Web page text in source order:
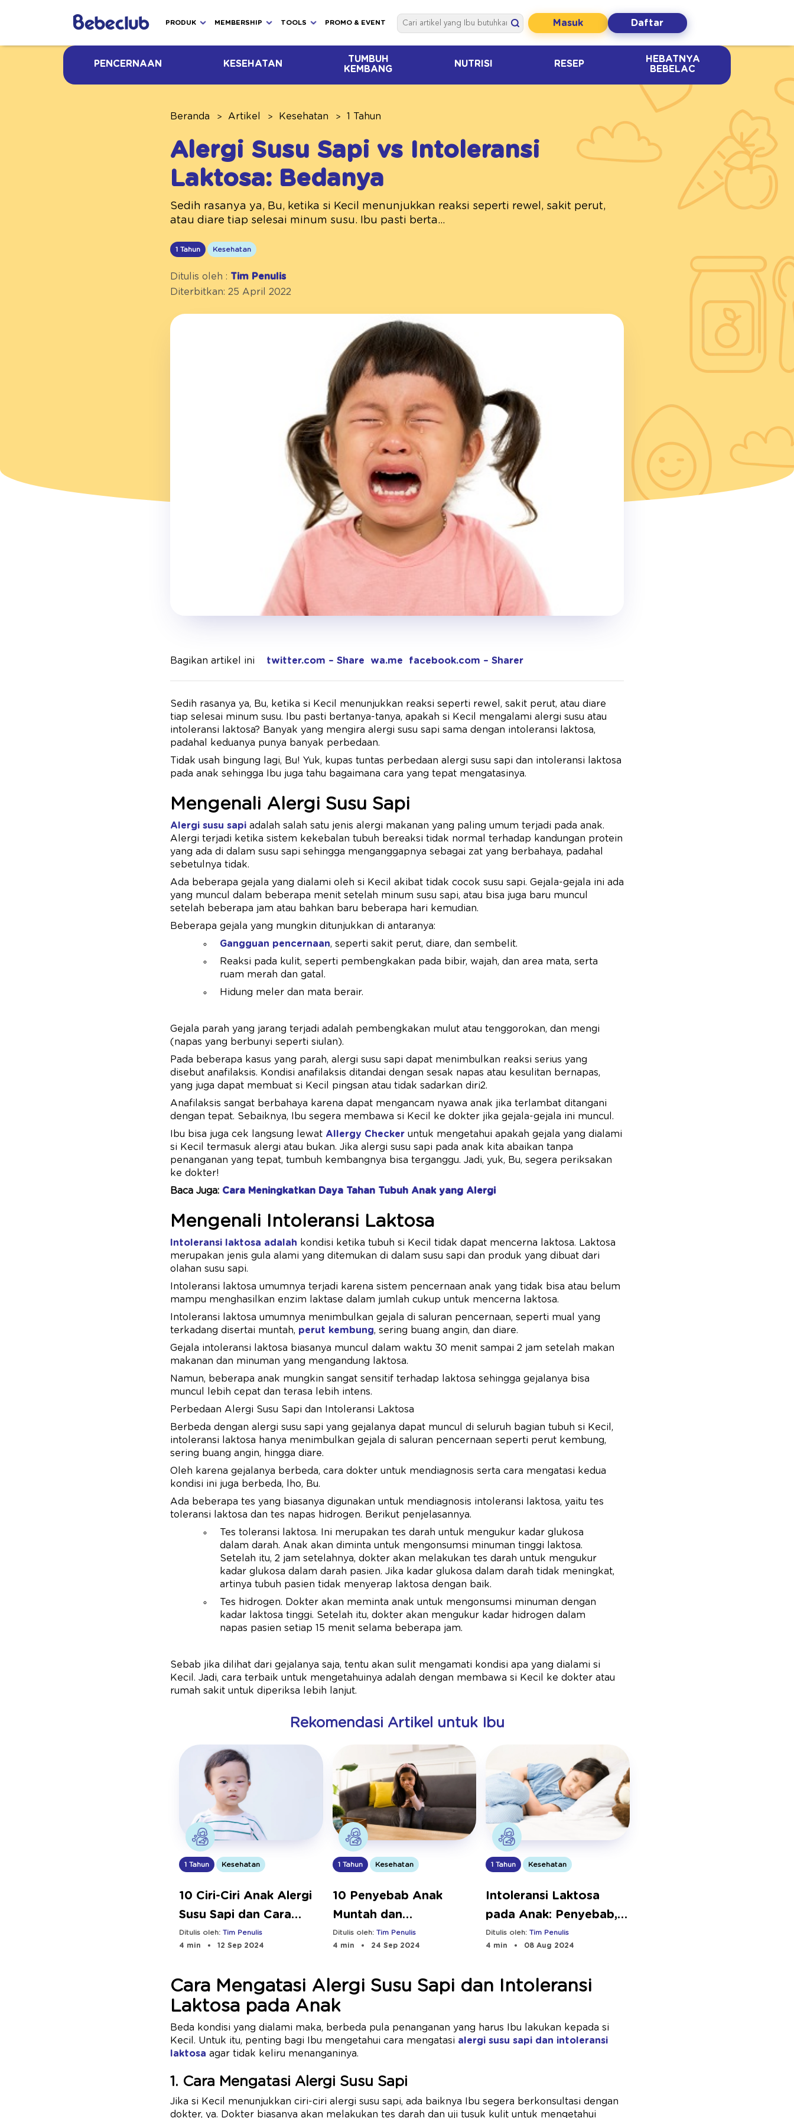
PRODUK MEMBERSHIP TOOLS PROMO & EVENT Masuk Daftar
PENCERNAAN KESEHATAN
TUMBUH
KEMBANG
NUTRISI RESEP
HEBATNYA
BEBELAC
Beranda Artikel Kesehatan 1 Tahun
Alergi Susu Sapi vs Intoleransi
Laktosa: Bedanya
Sedih rasanya ya, Bu, ketika si Kecil menunjukkan reaksi seperti rewel, sakit perut,
atau diare tiap selesai minum susu. Ibu pasti berta...
1 Tahun Kesehatan
Ditulis oleh : Tim Penulis
Diterbitkan: 25 April 2022
Bagikan artikel ini twitter.com – Share wa.me facebook.com – Sharer
Sedih rasanya ya, Bu, ketika si Kecil menunjukkan reaksi seperti rewel, sakit perut, atau diare
tiap selesai minum susu. Ibu pasti bertanya-tanya, apakah si Kecil mengalami alergi susu atau
intoleransi laktosa? Banyak yang mengira alergi susu sapi sama dengan intoleransi laktosa,
padahal keduanya punya banyak perbedaan.
Tidak usah bingung lagi, Bu! Yuk, kupas tuntas perbedaan alergi susu sapi dan intoleransi laktosa
pada anak sehingga Ibu juga tahu bagaimana cara yang tepat mengatasinya.
Mengenali Alergi Susu Sapi
Alergi susu sapi adalah salah satu jenis alergi makanan yang paling umum terjadi pada anak.
Alergi terjadi ketika sistem kekebalan tubuh bereaksi tidak normal terhadap kandungan protein
yang ada di dalam susu sapi sehingga menganggapnya sebagai zat yang berbahaya, padahal
sebetulnya tidak.
Ada beberapa gejala yang dialami oleh si Kecil akibat tidak cocok susu sapi. Gejala-gejala ini ada
yang muncul dalam beberapa menit setelah minum susu sapi, atau bisa juga baru muncul
setelah beberapa jam atau bahkan baru beberapa hari kemudian.
Beberapa gejala yang mungkin ditunjukkan di antaranya:
Gangguan pencernaan, seperti sakit perut, diare, dan sembelit.
Reaksi pada kulit, seperti pembengkakan pada bibir, wajah, dan area mata, serta
ruam merah dan gatal.
Hidung meler dan mata berair.
Gejala parah yang jarang terjadi adalah pembengkakan mulut atau tenggorokan, dan mengi
(napas yang berbunyi seperti siulan).
Pada beberapa kasus yang parah, alergi susu sapi dapat menimbulkan reaksi serius yang
disebut anafilaksis. Kondisi anafilaksis ditandai dengan sesak napas atau kesulitan bernapas,
yang juga dapat membuat si Kecil pingsan atau tidak sadarkan diri2.
Anafilaksis sangat berbahaya karena dapat mengancam nyawa anak jika terlambat ditangani
dengan tepat. Sebaiknya, Ibu segera membawa si Kecil ke dokter jika gejala-gejala ini muncul.
Ibu bisa juga cek langsung lewat Allergy Checker untuk mengetahui apakah gejala yang dialami
si Kecil termasuk alergi atau bukan. Jika alergi susu sapi pada anak kita abaikan tanpa
penanganan yang tepat, tumbuh kembangnya bisa terganggu. Jadi, yuk, Bu, segera periksakan
ke dokter!
Baca Juga: Cara Meningkatkan Daya Tahan Tubuh Anak yang Alergi
Mengenali Intoleransi Laktosa
Intoleransi laktosa adalah kondisi ketika tubuh si Kecil tidak dapat mencerna laktosa. Laktosa
merupakan jenis gula alami yang ditemukan di dalam susu sapi dan produk yang dibuat dari
olahan susu sapi.
Intoleransi laktosa umumnya terjadi karena sistem pencernaan anak yang tidak bisa atau belum
mampu menghasilkan enzim laktase dalam jumlah cukup untuk mencerna laktosa.
Intoleransi laktosa umumnya menimbulkan gejala di saluran pencernaan, seperti mual yang
terkadang disertai muntah, perut kembung, sering buang angin, dan diare.
Gejala intoleransi laktosa biasanya muncul dalam waktu 30 menit sampai 2 jam setelah makan
makanan dan minuman yang mengandung laktosa.
Namun, beberapa anak mungkin sangat sensitif terhadap laktosa sehingga gejalanya bisa
muncul lebih cepat dan terasa lebih intens.
Perbedaan Alergi Susu Sapi dan Intoleransi Laktosa
Berbeda dengan alergi susu sapi yang gejalanya dapat muncul di seluruh bagian tubuh si Kecil,
intoleransi laktosa hanya menimbulkan gejala di saluran pencernaan seperti perut kembung,
sering buang angin, hingga diare.
Oleh karena gejalanya berbeda, cara dokter untuk mendiagnosis serta cara mengatasi kedua
kondisi ini juga berbeda, lho, Bu.
Ada beberapa tes yang biasanya digunakan untuk mendiagnosis intoleransi laktosa, yaitu tes
toleransi laktosa dan tes napas hidrogen. Berikut penjelasannya.
Tes toleransi laktosa. Ini merupakan tes darah untuk mengukur kadar glukosa
dalam darah. Anak akan diminta untuk mengonsumsi minuman tinggi laktosa.
Setelah itu, 2 jam setelahnya, dokter akan melakukan tes darah untuk mengukur
kadar glukosa dalam darah pasien. Jika kadar glukosa dalam darah tidak meningkat,
artinya tubuh pasien tidak menyerap laktosa dengan baik.
Tes hidrogen. Dokter akan meminta anak untuk mengonsumsi minuman dengan
kadar laktosa tinggi. Setelah itu, dokter akan mengukur kadar hidrogen dalam
napas pasien setiap 15 menit selama beberapa jam.
Sebab jika dilihat dari gejalanya saja, tentu akan sulit mengamati kondisi apa yang dialami si
Kecil. Jadi, cara terbaik untuk mengetahuinya adalah dengan membawa si Kecil ke dokter atau
rumah sakit untuk diperiksa lebih lanjut.
Rekomendasi Artikel untuk Ibu
1 Tahun Kesehatan
10 Ciri-Ciri Anak Alergi
Susu Sapi dan Cara
Mengatasinya
Ditulis oleh: Tim Penulis
4 min
12 Sep 2024
1 Tahun Kesehatan
10 Penyebab Anak
Muntah dan
Pertolongan Pertama
yang Tepat
Ditulis oleh: Tim Penulis
4 min
24 Sep 2024
1 Tahun Kesehatan
Intoleransi Laktosa
pada Anak: Penyebab,
Ciri, Penanganannya
Ditulis oleh:Tim Penulis
4 min
08 Aug 2024
Cara Mengatasi Alergi Susu Sapi dan Intoleransi
Laktosa pada Anak
Beda kondisi yang dialami maka, berbeda pula penanganan yang harus Ibu lakukan kepada si
Kecil. Untuk itu, penting bagi Ibu mengetahui cara mengatasi alergi susu sapi dan intoleransi
laktosa agar tidak keliru menanganinya.
1. Cara Mengatasi Alergi Susu Sapi
Jika si Kecil menunjukkan ciri-ciri alergi susu sapi, ada baiknya Ibu segera berkonsultasi dengan
dokter, ya. Dokter biasanya akan melakukan tes darah dan uji tusuk kulit untuk mengetahui